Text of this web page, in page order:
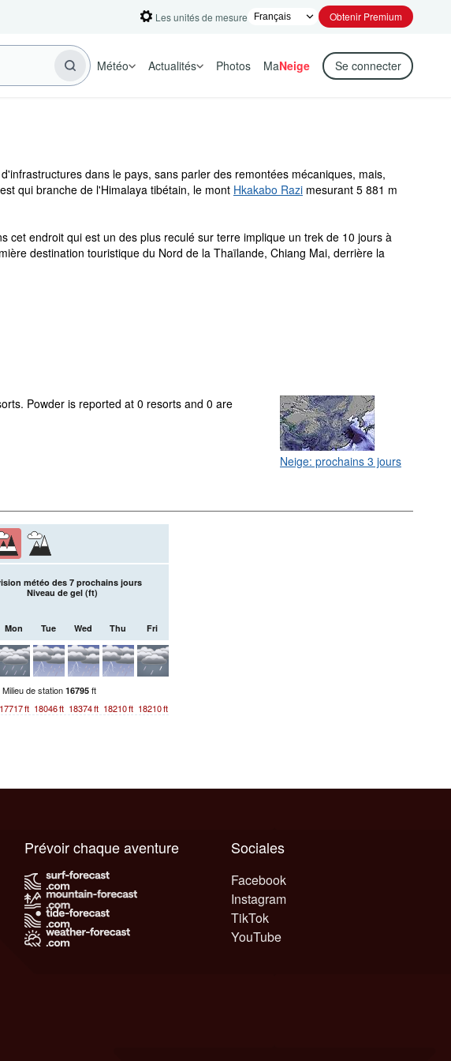
Les unités de mesure Obtenir Premium
Météo Actualités Photos MaNeige Se connecter
dans le pays, sans parler des remontées mécaniques, mais,
qui branche de l'Himalaya tibétain, le mont Hkakabo Razi mesurant 5 881 m
cet endroit qui est un des plus reculé sur terre implique un trek de 10 jours à
destination touristique du Nord de la Thaïlande, Chiang Mai, derrière la
Neige: prochains 3 jours
Powder is reported at 0 resorts and 0 are
météo des 7 prochains jours
Niveau de gel (ft)
Mon Tue Wed Thu Fri
Milieu de station 16795 ft
17717ft 18046ft 18374ft 18210ft 18210ft
Sociales
Facebook
Instagram
TikTok
YouTube
Prévoir chaque aventure